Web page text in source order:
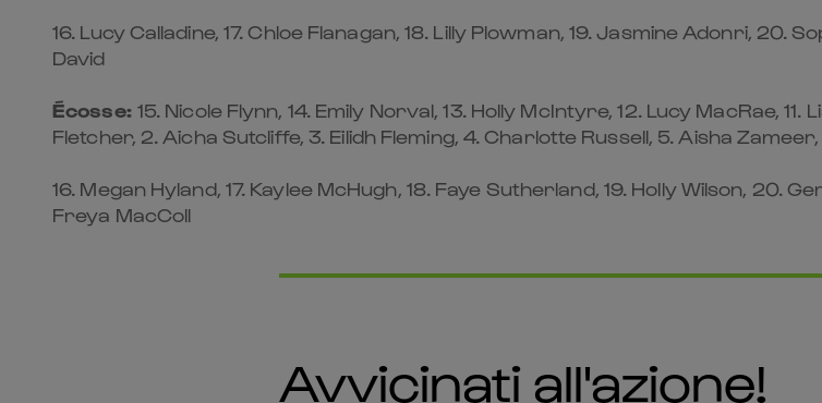
16. Lucy Calladine, 17. Chloe Flanagan, 18. Lilly Plowman, 19. Jasmine Adonri, 20.
David
Écosse: 15. Nicole Flynn, 14. Emily Norval, 13. Holly McIntyre, 12. Lucy MacRae,
Fletcher, 2. Aicha Sutcliffe, 3. Eilidh Fleming, 4. Charlotte Russell, 5. Aisha
16. Megan Hyland, 17. Kaylee McHugh, 18. Faye Sutherland, 19. Holly Wilson, 20.
Freya MacColl
Avvicinati all'azione!